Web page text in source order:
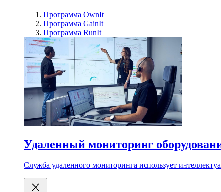
Программа OwnIt
Программа GainIt
Программа RunIt
Удаленный мониторинг
Служба удаленного мониторинга использует